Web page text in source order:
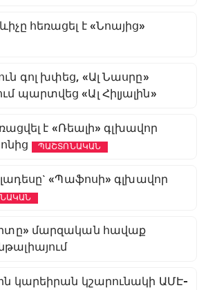
հեռացել է «Նոայից»
գոլ խփեց, «Ալ Նասրը»
պարտվեց «Ալ Հիլյալին»
է «Ռեալի» գլխավոր
ՊԱՇՏՈՆԱԿԱՆ
«Պաֆոսի» գլխավոր
մարզական հավաք
կարեիրան կշարունակի ԱՄԷ-